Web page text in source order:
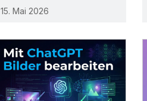
15. Mai 2026